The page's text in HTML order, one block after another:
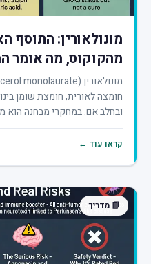
מונולאורין: התוסף
מהקוקוס, מה אומר
חומצה לאורית, חומצת שומן
ובחלב אם. במחקרי מבחנה הוא
קראו עוד ←
📘 מדריך